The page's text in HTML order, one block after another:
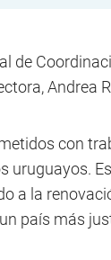
de
Andrea
con
uruguayos.
a la
país más